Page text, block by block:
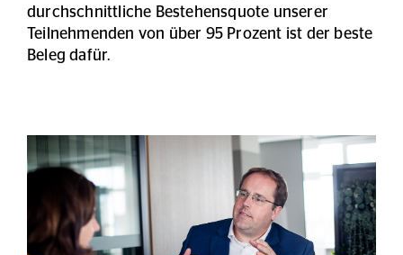
durchschnittliche Bestehensquote unserer
Teilnehmenden von über 95 Prozent ist der beste
Beleg dafür.